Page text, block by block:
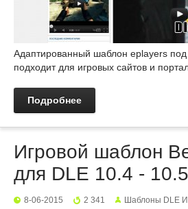
Адаптированный шаблон eplayers
подходит для игровых сайтов и
Подробнее
Игровой шаблон
для DLE 10.4 - 10.5
8-06-2015 2 341 Шаблоны DLE